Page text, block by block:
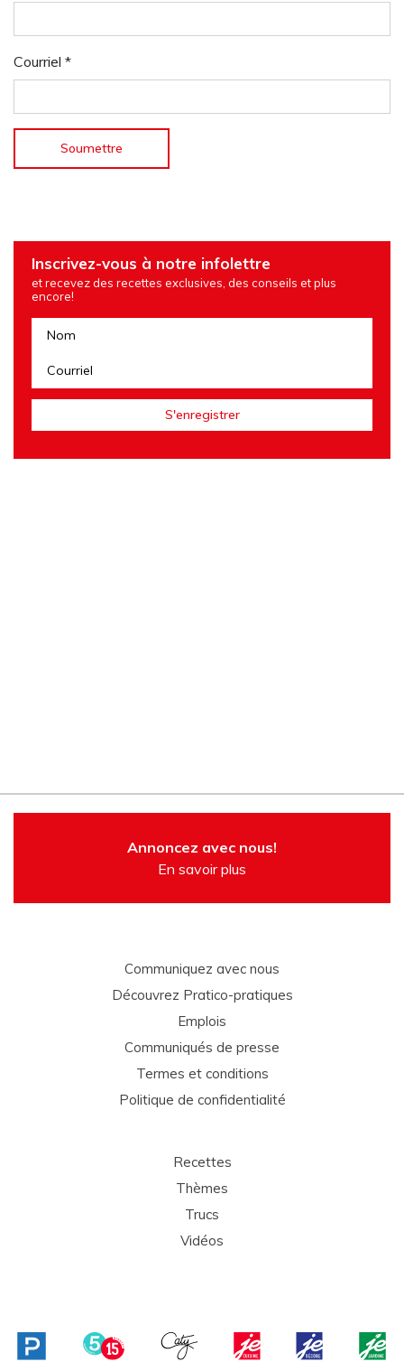
Courriel *
Inscrivez-vous à notre infolettre
et recevez des recettes exclusives, des conseils et plus
encore!
Annoncez avec nous!
En savoir plus
Communiquez avec nous
Découvrez Pratico-pratiques
Emplois
Communiqués de presse
Termes et conditions
Politique de confidentialité
Recettes
Thèmes
Trucs
Vidéos